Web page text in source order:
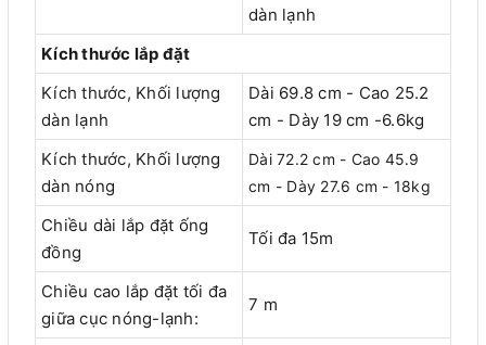
dàn lạnh
Kích thước lắp đặt
Kích thước, Khối lượng
dàn lạnh
Dài 69.8 cm - Cao 25.2
cm - Dày 19 cm -6.6kg
Kích thước, Khối lượng
dàn nóng
Dài 72.2 cm - Cao 45.9
cm - Dày 27.6 cm - 18kg
Chiều dài lắp đặt ống
đồng
Tối đa 15m
Chiều cao lắp đặt tối đa
giữa cục nóng-lạnh:
7 m